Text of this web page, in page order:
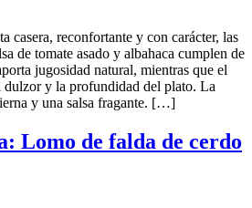
casera, reconfortante y con carácter, las
de tomate asado y albahaca cumplen de
jugosidad natural, mientras que el
dulzor y la profundidad del plato. La
y una salsa fragante. […]
Lomo de falda de cerdo